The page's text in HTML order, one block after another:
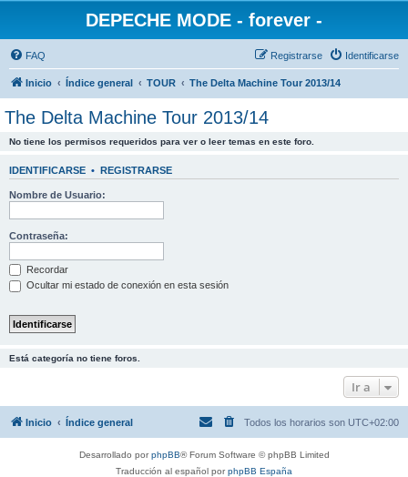
DEPECHE MODE - forever -
FAQ Identificarse
Registrarse
Inicio Índice general TOUR The Delta Machine Tour 2013/14
The Delta Machine Tour 2013/14
No tiene los permisos requeridos para ver o leer temas en este foro.
IDENTIFICARSE • REGISTRARSE
Nombre de Usuario:
Contraseña:
Recordar
Ocultar mi estado de conexión en esta sesión
Está categoría no tiene foros.
Ir a
Inicio Índice general Todos los horarios son UTC+02:00
Desarrollado porphpBB® Forum Software © phpBB Limited
Traducción al español porphpBB España